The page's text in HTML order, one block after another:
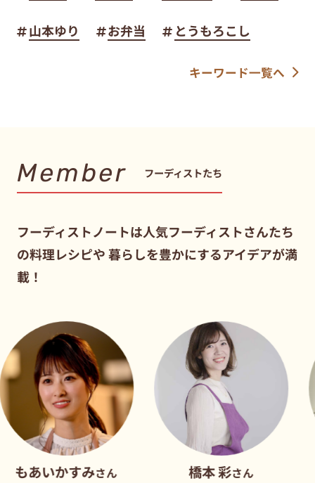
山本ゆり お弁当 とうもろこし
キーワード一覧へ
Member フーディストたち
フーディストノートは人気フーディストさんたち
の料理レシピや暮らしを豊かにするアイデアが満
載！
すみさん さん